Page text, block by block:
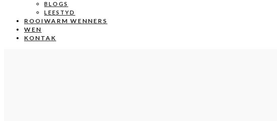
BLOGS
LEESTYD
ROOIWARM WENNERS
WEN
KONTAK